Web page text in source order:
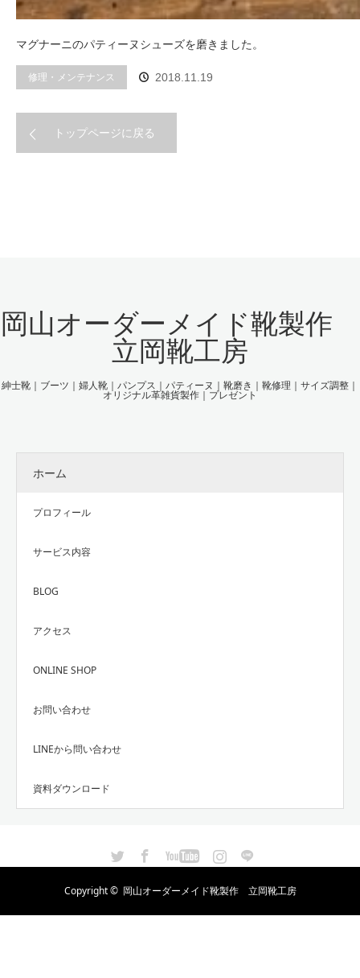
マグナーニのパティーヌシューズを磨きました。
修理・メンテナンス 2018.11.19
トップページに戻る
岡山オーダーメイド靴製作
立岡靴工房
紳士靴｜ブーツ｜婦人靴｜パンプス｜パティーヌ｜靴磨き｜靴修理｜サイズ調整｜
オリジナル革雑貨製作｜プレゼント
ホーム
プロフィール
サービス内容
BLOG
アクセス
ONLINE SHOP
お問い合わせ
LINEから問い合わせ
資料ダウンロード
Instagram
Copyright © 岡山オーダーメイド靴製作 立岡靴工房